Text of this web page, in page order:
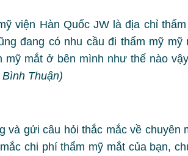
viện Hàn Quốc JW là địa chỉ
đang có nhu cầu đi thẩm mỹ mỹ
mỹ mắt ở bên mình như thế nào
Thuận)
và gửi câu hỏi thắc mắc về chuyên
chi phí thẩm mỹ mắt của bạn,